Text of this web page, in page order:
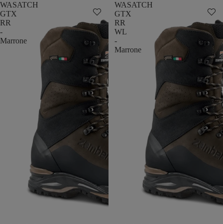
WASATCH
GTX
RR
-
Marrone
WASATCH
GTX
RR
WL
-
Marrone